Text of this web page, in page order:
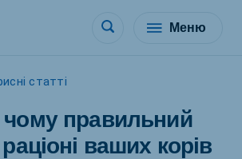
Меню
статті
правильний
ваших корів